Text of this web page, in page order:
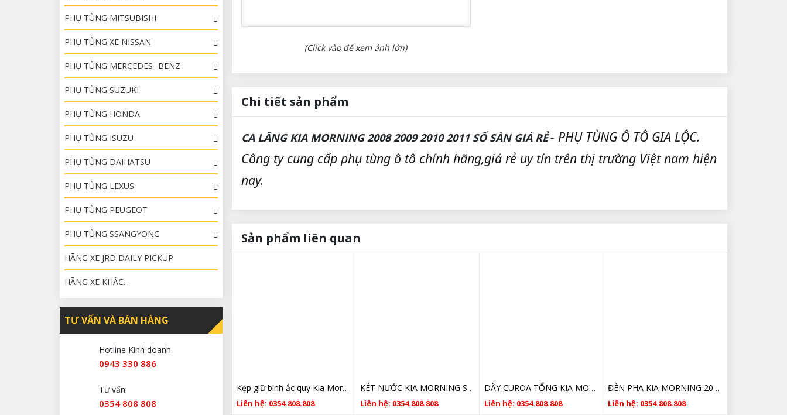
PHỤ TÙNG MITSUBISHI
PHỤ TÙNG XE NISSAN
PHỤ TÙNG MERCEDES- BENZ
PHỤ TÙNG SUZUKI
PHỤ TÙNG HONDA
PHỤ TÙNG ISUZU
PHỤ TÙNG DAIHATSU
PHỤ TÙNG LEXUS
PHỤ TÙNG PEUGEOT
PHỤ TÙNG SSANGYONG
HÃNG XE JRD DAILY PICKUP
HÃNG XE KHÁC...
TƯ VẤN VÀ BÁN HÀNG
Hotline Kinh doanh
0943 330 886
Tư vấn:
0354 808 808
(Click vào để xem ảnh lớn)
Chi tiết sản phẩm
CA LĂNG KIA MORNING 2008 2009 2010 2011 SỐ SÀN GIÁ RẺ- PHỤ TÙNG Ô TÔ GIA LỘC.
Công ty cung cấp phụ tùng ô tô chính hãng,giá rẻ uy tín trên thị trường Việt nam hiện
nay.
Sản phẩm liên quan
Kẹp giữ bình ắc quy Kia Morning
Liên hệ: 0354.808.808
KÉT NƯỚC KIA MORNING SỐ TỰ ĐỘNG 2012 2013 2014 2015 2016 2017 2018 2019
Liên hệ: 0354.808.808
DÂY CUROA TỔNG KIA MORNING 2521203200 CHÍNH HÃNG
Liên hệ: 0354.808.808
ĐÈN PHA KIA MORNING 2008 2009 2010 2011 SỐ SÀN GIÁ RẺ
Liên hệ: 0354.808.808